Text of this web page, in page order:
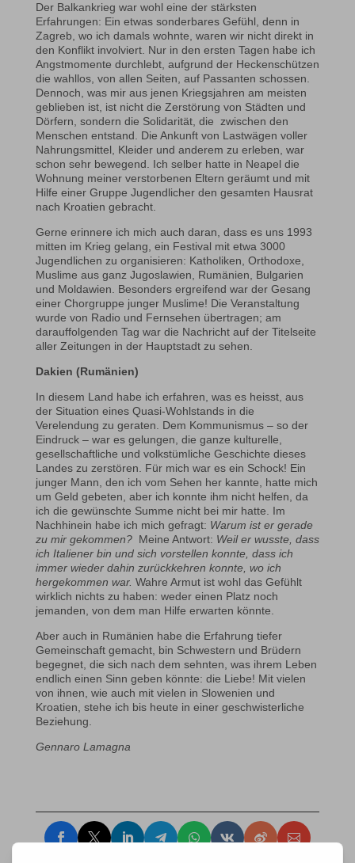
Der Balkankrieg war wohl eine der stärksten
Erfahrungen: Ein etwas sonderbares Gefühl, denn in
Zagreb, wo ich damals wohnte, waren wir nicht direkt in
den Konflikt involviert. Nur in den ersten Tagen habe ich
Angstmomente durchlebt, aufgrund der Heckenschützen
die wahllos, von allen Seiten, auf Passanten schossen.
Dennoch, was mir aus jenen Kriegsjahren am meisten
geblieben ist, ist nicht die Zerstörung von Städten und
Dörfern, sondern die Solidarität, die zwischen den
Menschen entstand. Die Ankunft von Lastwägen voller
Nahrungsmittel, Kleider und anderem zu erleben, war
schon sehr bewegend. Ich selber hatte in Neapel die
Wohnung meiner verstorbenen Eltern geräumt und mit
Hilfe einer Gruppe Jugendlicher den gesamten Hausrat
nach Kroatien gebracht.
Gerne erinnere ich mich auch daran, dass es uns 1993
mitten im Krieg gelang, ein Festival mit etwa 3000
Jugendlichen zu organisieren: Katholiken, Orthodoxe,
Muslime aus ganz Jugoslawien, Rumänien, Bulgarien
und Moldawien. Besonders ergreifend war der Gesang
einer Chorgruppe junger Muslime! Die Veranstaltung
wurde von Radio und Fernsehen übertragen; am
darauffolgenden Tag war die Nachricht auf der Titelseite
aller Zeitungen in der Hauptstadt zu sehen.
Dakien (Rumänien)
In diesem Land habe ich erfahren, was es heisst, aus
der Situation eines Quasi-Wohlstands in die
Verelendung zu geraten. Dem Kommunismus – so der
Eindruck – war es gelungen, die ganze kulturelle,
gesellschaftliche und volkstümliche Geschichte dieses
Landes zu zerstören. Für mich war es ein Schock! Ein
junger Mann, den ich vom Sehen her kannte, hatte mich
um Geld gebeten, aber ich konnte ihm nicht helfen, da
ich die gewünschte Summe nicht bei mir hatte. Im
Nachhinein habe ich mich gefragt: Warum ist er gerade
zu mir gekommen?Meine Antwort: Weil er wusste, dass
ich Italiener bin und sich vorstellen konnte, dass ich
immer wieder dahin zurückkehren konnte, wo ich
hergekommen war. Wahre Armut ist wohl das Gefühlt
wirklich nichts zu haben: weder einen Platz noch
jemanden, von dem man Hilfe erwarten könnte.
Aber auch in Rumänien habe die Erfahrung tiefer
Gemeinschaft gemacht, bin Schwestern und Brüdern
begegnet, die sich nach dem sehnten, was ihrem Leben
endlich einen Sinn geben könnte: die Liebe! Mit vielen
von ihnen, wie auch mit vielen in Slowenien und
Kroatien, stehe ich bis heute in einer geschwisterliche
Beziehung.
Gennaro Lamagna